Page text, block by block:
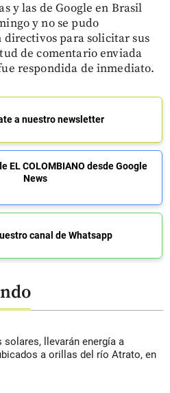
y las de Google en Brasil
y no se pudo
directivos para solicitar sus
de comentario enviada
respondida de inmediato.
a nuestro newsletter
EL COLOMBIANO desde Google
News
canal de Whatsapp
solares, llevarán energía a
a orillas del río Atrato, en